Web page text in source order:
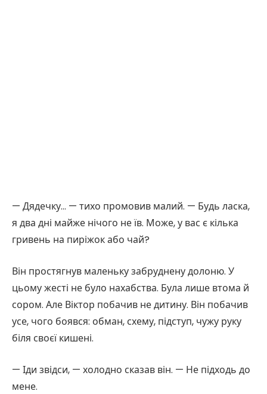
— Дядечку… — тихо промовив малий. — Будь ласка,
я два дні майже нічого не їв. Може, у вас є кілька
гривень на пиріжок або чай?
Він простягнув маленьку забруднену долоню. У
цьому жесті не було нахабства. Була лише втома й
сором. Але Віктор побачив не дитину. Він побачив
усе, чого боявся: обман, схему, підступ, чужу руку
біля своєї кишені.
— Іди звідси, — холодно сказав він. — Не підходь до
мене.